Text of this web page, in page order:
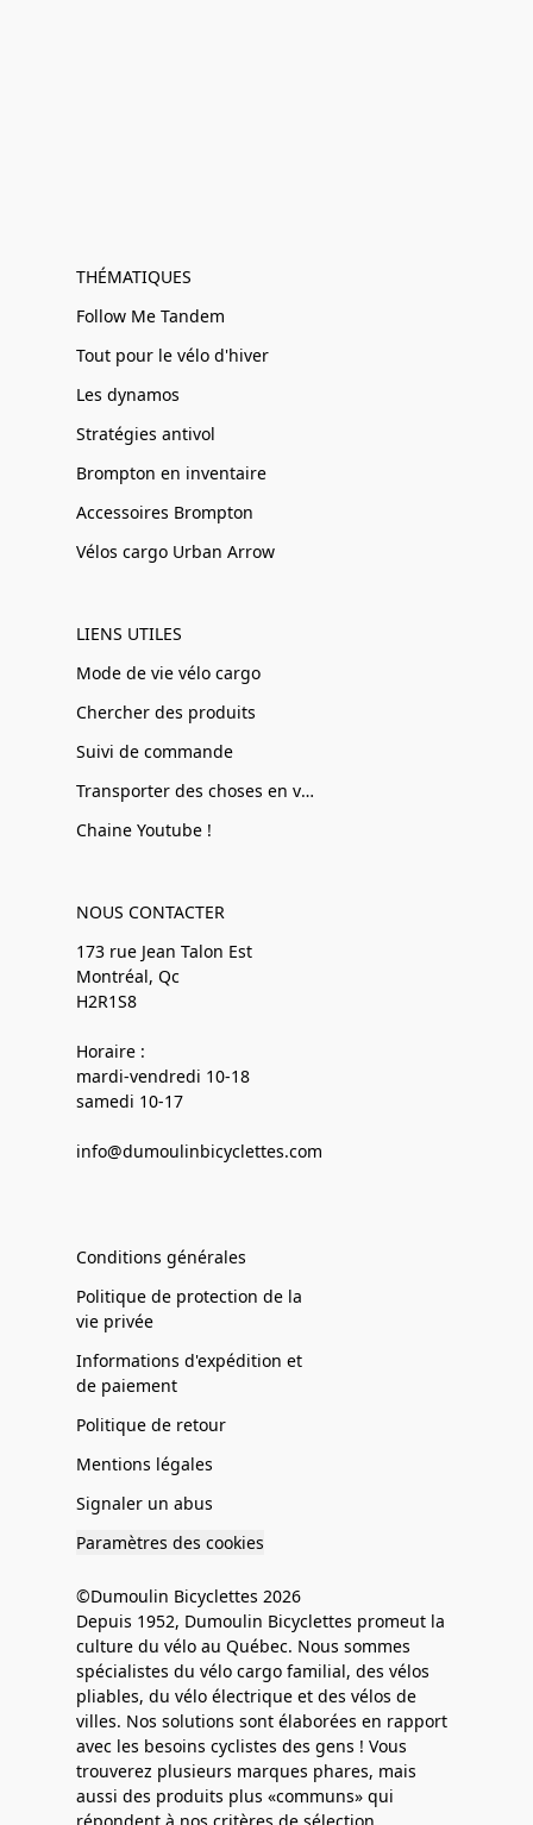
THÉMATIQUES
Follow Me Tandem
Tout pour le vélo d'hiver
Les dynamos
Stratégies antivol
Brompton en inventaire
Accessoires Brompton
Vélos cargo Urban Arrow
LIENS UTILES
Mode de vie vélo cargo
Chercher des produits
Suivi de commande
Transporter des choses en vélo
Chaine Youtube !
NOUS CONTACTER
173 rue Jean Talon Est
Montréal, Qc
H2R1S8
Horaire :
mardi-vendredi 10-18
samedi 10-17
info@dumoulinbicyclettes.com
Conditions générales
Politique de protection de la
vie privée
Informations d'expédition et
de paiement
Politique de retour
Mentions légales
Signaler un abus
Paramètres des cookies
©Dumoulin Bicyclettes 2026
Depuis 1952, Dumoulin Bicyclettes promeut la
culture du vélo au Québec. Nous sommes
spécialistes du vélo cargo familial, des vélos
pliables, du vélo électrique et des vélos de
villes. Nos solutions sont élaborées en rapport
avec les besoins cyclistes des gens ! Vous
trouverez plusieurs marques phares, mais
aussi des produits plus «communs» qui